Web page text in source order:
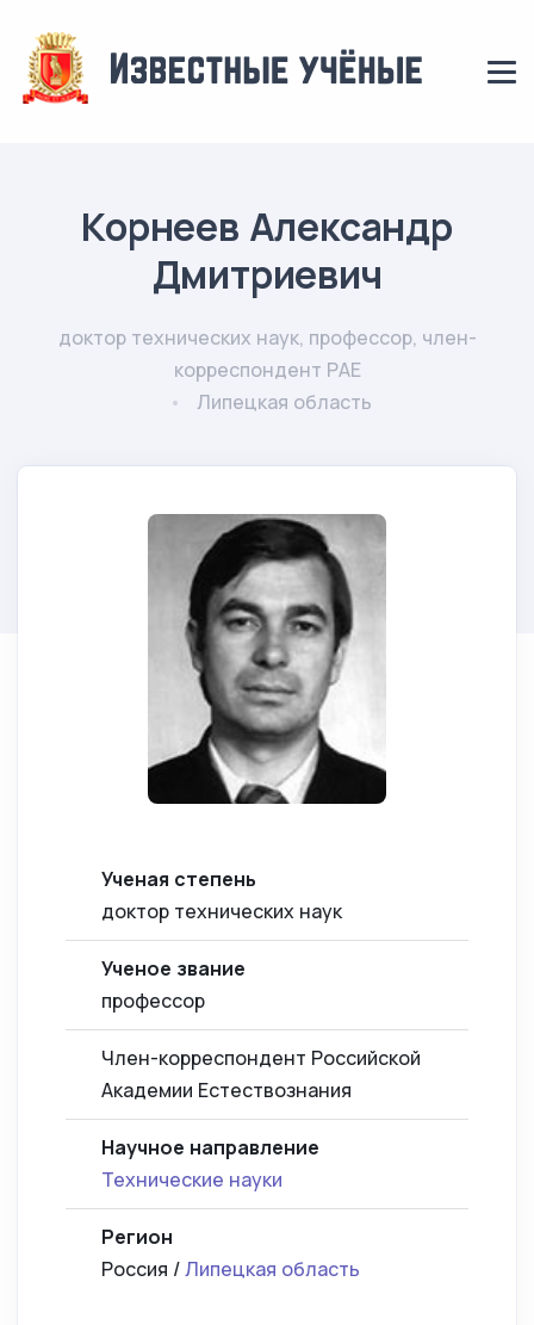
Корнеев Александр
Дмитриевич
доктор технических наук, профессор, член-
корреспондент РАЕ
Липецкая область
Ученая степень
доктор технических наук
Ученое звание
профессор
Член-корреспондент Российской
Академии Естествознания
Научное направление
Технические науки
Регион
Россия /Липецкая область